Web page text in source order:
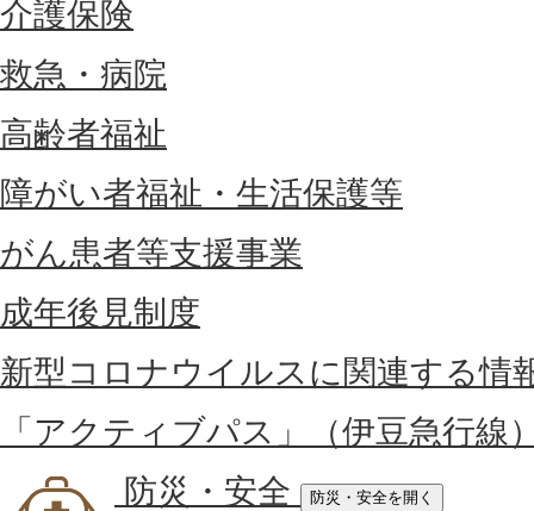
介護保険
救急・病院
高齢者福祉
障がい者福祉・生活保護等
がん患者等支援事業
成年後見制度
新型コロナウイルスに関連する情
「アクティブパス」（伊豆急行線
防災・安全
防災・安全を開く